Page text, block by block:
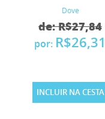
Dove
de: R$27,84
por: R$26,31
INCLUIR NA CESTA